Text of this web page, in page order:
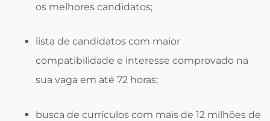
os melhores candidatos;
lista de candidatos com maior
compatibilidade e interesse comprovado na
sua vaga em até 72 horas;
busca de currículos com mais de 12 milhões de